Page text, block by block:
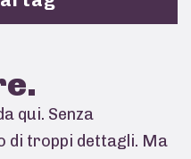
qui. Senza
di troppi dettagli. Ma